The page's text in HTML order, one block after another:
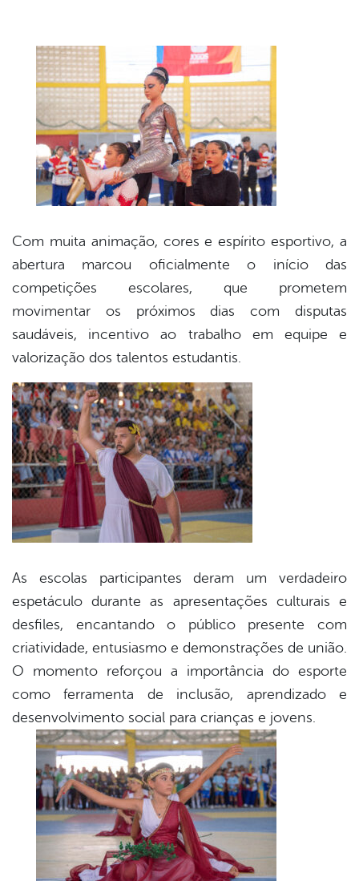
Com muita animação, cores e espírito esportivo, a
abertura marcou oficialmente o início das
competições escolares, que prometem
movimentar os próximos dias com disputas
saudáveis, incentivo ao trabalho em equipe e
valorização dos talentos estudantis.
As escolas participantes deram um verdadeiro
espetáculo durante as apresentações culturais e
desfiles, encantando o público presente com
criatividade, entusiasmo e demonstrações de união.
O momento reforçou a importância do esporte
como ferramenta de inclusão, aprendizado e
desenvolvimento social para crianças e jovens.